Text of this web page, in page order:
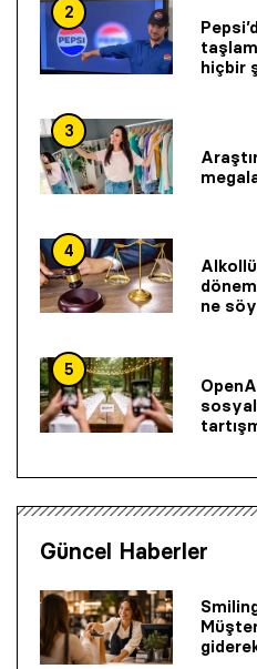
2
hiçbir
3
4
ne
5
Güncel Haberler